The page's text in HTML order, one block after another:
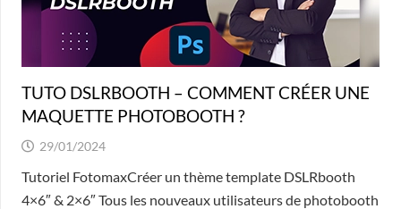
TUTO DSLRBOOTH – COMMENT CRÉER UNE
MAQUETTE PHOTOBOOTH ?
29/01/2024
Tutoriel FotomaxCréer un thème template DSLRbooth
4×6″ & 2×6″ Tous les nouveaux utilisateurs de photobooth